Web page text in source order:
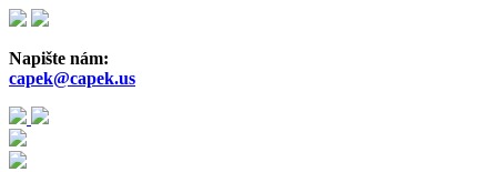
Přejít
hlavnímu
obsahu
Napište nám:
capek@capek.us